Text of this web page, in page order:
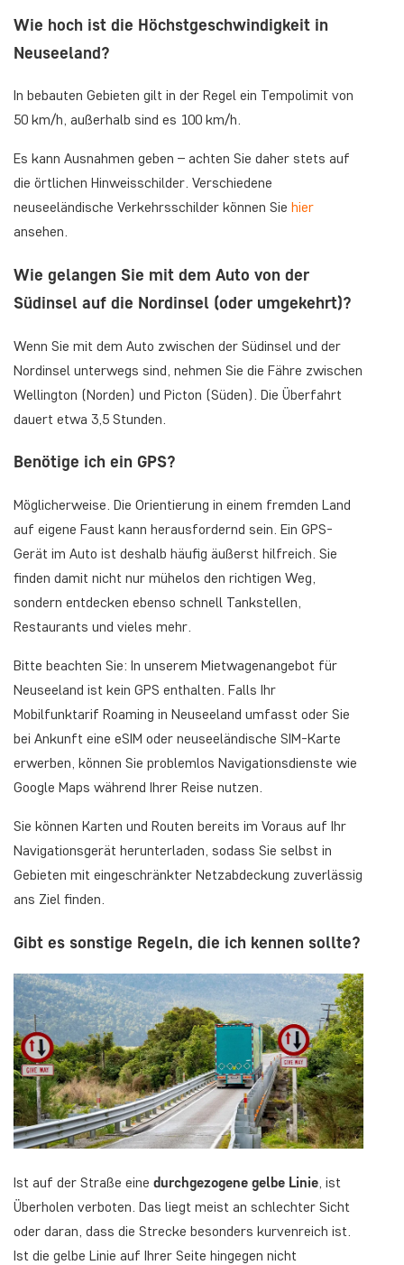
Wie hoch ist die Höchstgeschwindigkeit in
Neuseeland?
In bebauten Gebieten gilt in der Regel ein Tempolimit von
50 km/h, außerhalb sind es 100 km/h.
Es kann Ausnahmen geben – achten Sie daher stets auf
die örtlichen Hinweisschilder. Verschiedene
neuseeländische Verkehrsschilder können Sie hier
ansehen.
Wie gelangen Sie mit dem Auto von der
Südinsel auf die Nordinsel (oder umgekehrt)?
Wenn Sie mit dem Auto zwischen der Südinsel und der
Nordinsel unterwegs sind, nehmen Sie die Fähre zwischen
Wellington (Norden) und Picton (Süden). Die Überfahrt
dauert etwa 3,5 Stunden.
Benötige ich ein GPS?
Möglicherweise. Die Orientierung in einem fremden Land
auf eigene Faust kann herausfordernd sein. Ein GPS-
Gerät im Auto ist deshalb häufig äußerst hilfreich. Sie
finden damit nicht nur mühelos den richtigen Weg,
sondern entdecken ebenso schnell Tankstellen,
Restaurants und vieles mehr.
Bitte beachten Sie: In unserem Mietwagenangebot für
Neuseeland ist kein GPS enthalten. Falls Ihr
Mobilfunktarif Roaming in Neuseeland umfasst oder Sie
bei Ankunft eine eSIM oder neuseeländische SIM-Karte
erwerben, können Sie problemlos Navigationsdienste wie
Google Maps während Ihrer Reise nutzen.
Sie können Karten und Routen bereits im Voraus auf Ihr
Navigationsgerät herunterladen, sodass Sie selbst in
Gebieten mit eingeschränkter Netzabdeckung zuverlässig
ans Ziel finden.
Gibt es sonstige Regeln, die ich kennen sollte?
Ist auf der Straße eine durchgezogene gelbe Linie , ist
Überholen verboten. Das liegt meist an schlechter Sicht
oder daran, dass die Strecke besonders kurvenreich ist.
Ist die gelbe Linie auf Ihrer Seite hingegen nicht